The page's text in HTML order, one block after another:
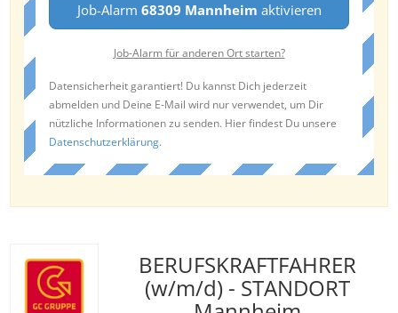
Job-Alarm 68309 Mannheim aktivieren
Job-Alarm für anderen Ort starten?
Datensicherheit garantiert! Du kannst Dich jederzeit
abmelden und Deine E-Mail wird nur verwendet, um Dir
nützliche Informationen zu senden. Hier findest Du unsere
Datenschutzerklärung.
BERUFSKRAFTFAHRER
(w/m/d) - STANDORT